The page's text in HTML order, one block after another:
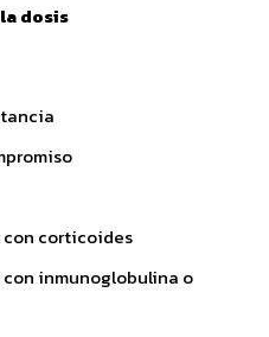
dosis
corticoides
inmunoglobulina o